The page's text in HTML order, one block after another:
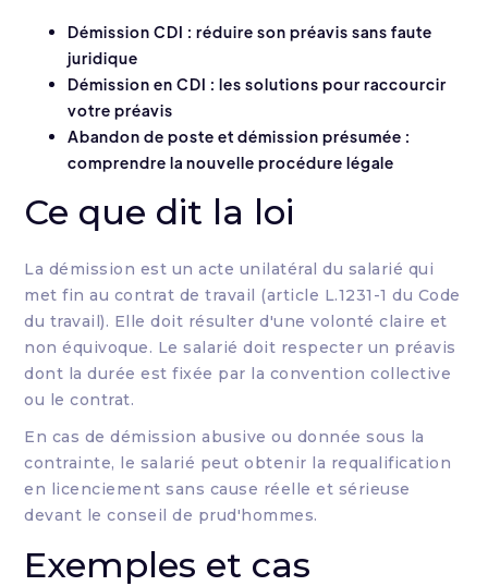
Démission CDI : réduire son préavis sans faute
juridique
Démission en CDI : les solutions pour raccourcir
votre préavis
Abandon de poste et démission présumée :
comprendre la nouvelle procédure légale
Ce que dit la loi
La démission est un acte unilatéral du salarié qui
met fin au contrat de travail (article L.1231-1 du Code
du travail). Elle doit résulter d'une volonté claire et
non équivoque. Le salarié doit respecter un préavis
dont la durée est fixée par la convention collective
ou le contrat.
En cas de démission abusive ou donnée sous la
contrainte, le salarié peut obtenir la requalification
en licenciement sans cause réelle et sérieuse
devant le conseil de prud'hommes.
Exemples et cas